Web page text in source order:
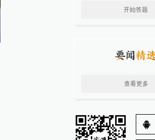
开始答题
查看更多